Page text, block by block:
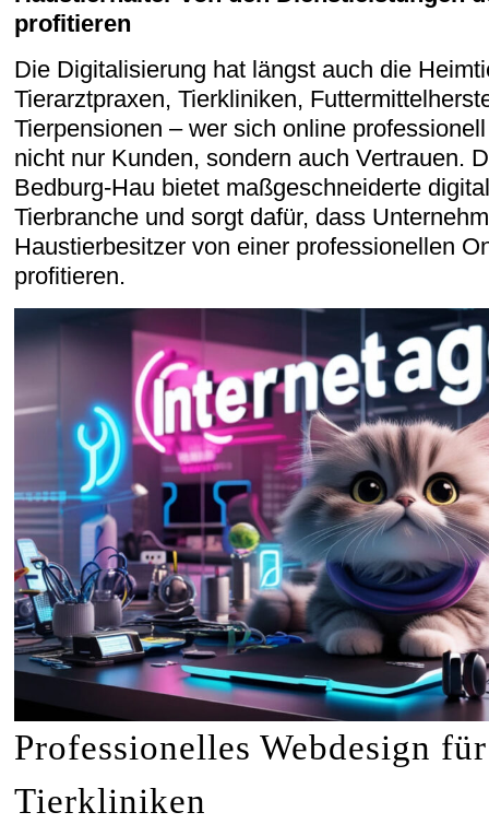
profitieren
Die Digitalisierung hat längst auch die
Tierarztpraxen, Tierkliniken,
Tierpensionen – wer sich online
nicht nur Kunden, sondern auch Vertrauen.
Bedburg-Hau bietet maßgeschneiderte
Tierbranche und sorgt dafür, dass
Haustierbesitzer von einer professionellen
profitieren.
Professionelles Webdesign
Tierkliniken